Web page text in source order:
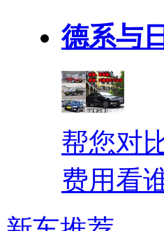
德系与
帮您对
费用看